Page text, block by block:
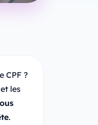
CPF ?
les
.